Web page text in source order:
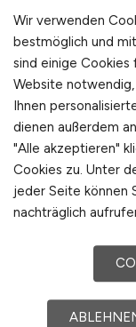
Bewerbern
Regionale
und
Der Bau- und
allen Regionen
und
groß
Wir verwenden
bestmöglich und
sind einige
Website
Ihnen
dienen außerdem
"Alle akzeptieren"
Cookies zu. Unter
jeder Seite können
nachträglich